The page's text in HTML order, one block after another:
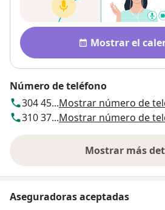
Disponibilidad
Mostrar el
Número de teléfono
304 45...Mostrar número de
310 37...Mostrar número de
Mostrar mássobre
Aseguradoras aceptadas